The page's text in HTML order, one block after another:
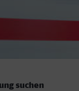
suchen